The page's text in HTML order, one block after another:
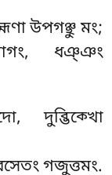
উপগঞ্ছু মং;
ধঞ্ঞং
দুব্ভিক্খো
গজুত্তমং.